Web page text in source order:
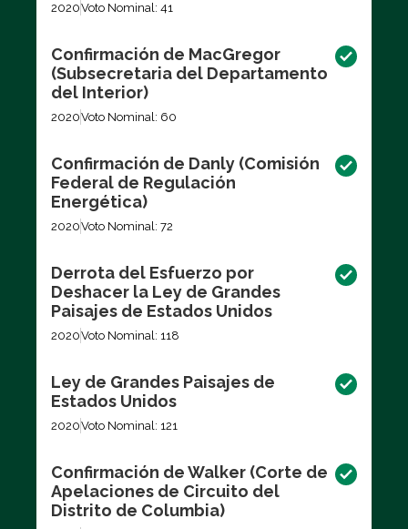
2020Voto Nominal: 41
Confirmación de MacGregor
(Subsecretaria del Departamento
del Interior)
2020Voto Nominal: 60
Confirmación de Danly (Comisión
Federal de Regulación
Energética)
2020Voto Nominal: 72
Derrota del Esfuerzo por
Deshacer la Ley de Grandes
Paisajes de Estados Unidos
2020Voto Nominal: 118
Ley de Grandes Paisajes de
Estados Unidos
2020Voto Nominal: 121
Confirmación de Walker (Corte de
Apelaciones de Circuito del
Distrito de Columbia)